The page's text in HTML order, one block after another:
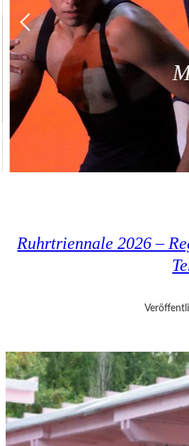
Ruhrtriennale 2026 –